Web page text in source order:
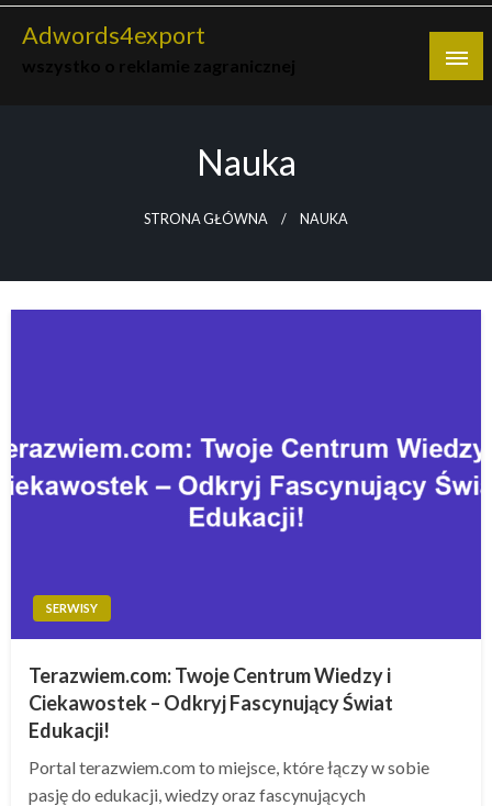
Skip
Adwords4export
Nauka
STRONA GŁÓWNA NAUKA
SERWISY
Terazwiem.com: Twoje Centrum Wiedzy i
Ciekawostek – Odkryj Fascynujący Świat
Edukacji!
Portal terazwiem.com to miejsce, które łączy w sobie
pasję do edukacji, wiedzy oraz fascynujących